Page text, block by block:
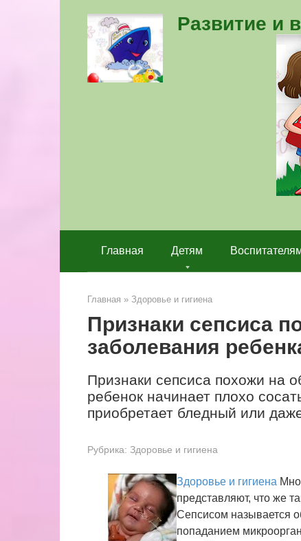
Развитие и
Главная Детям
Главная » Здоровье и гигиена
Признаки сепсиса
за­болевания
Признаки сепсиса похожи на
ребенок начинает плохо
приобретает бледный или
Рубрика: Здоровье и гигиена
Здоровье и гигиена
представляют, что же
Сепсисом называется
попаданием